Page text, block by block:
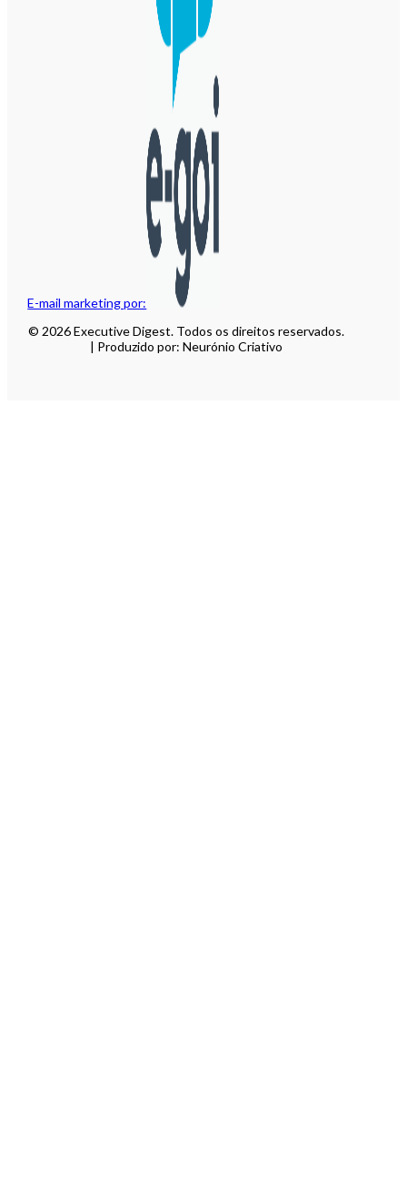
E-mail marketing por:
© 2026 Executive Digest. Todos os direitos reservados.
| Produzido por: Neurónio Criativo